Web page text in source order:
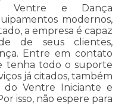
Ventre e Dança
modernos,
a empresa é capaz
de seus clientes,
Entre em contato
tenha todo o suporte
já citados, também
do Ventre Iniciante e
isso, não espere para